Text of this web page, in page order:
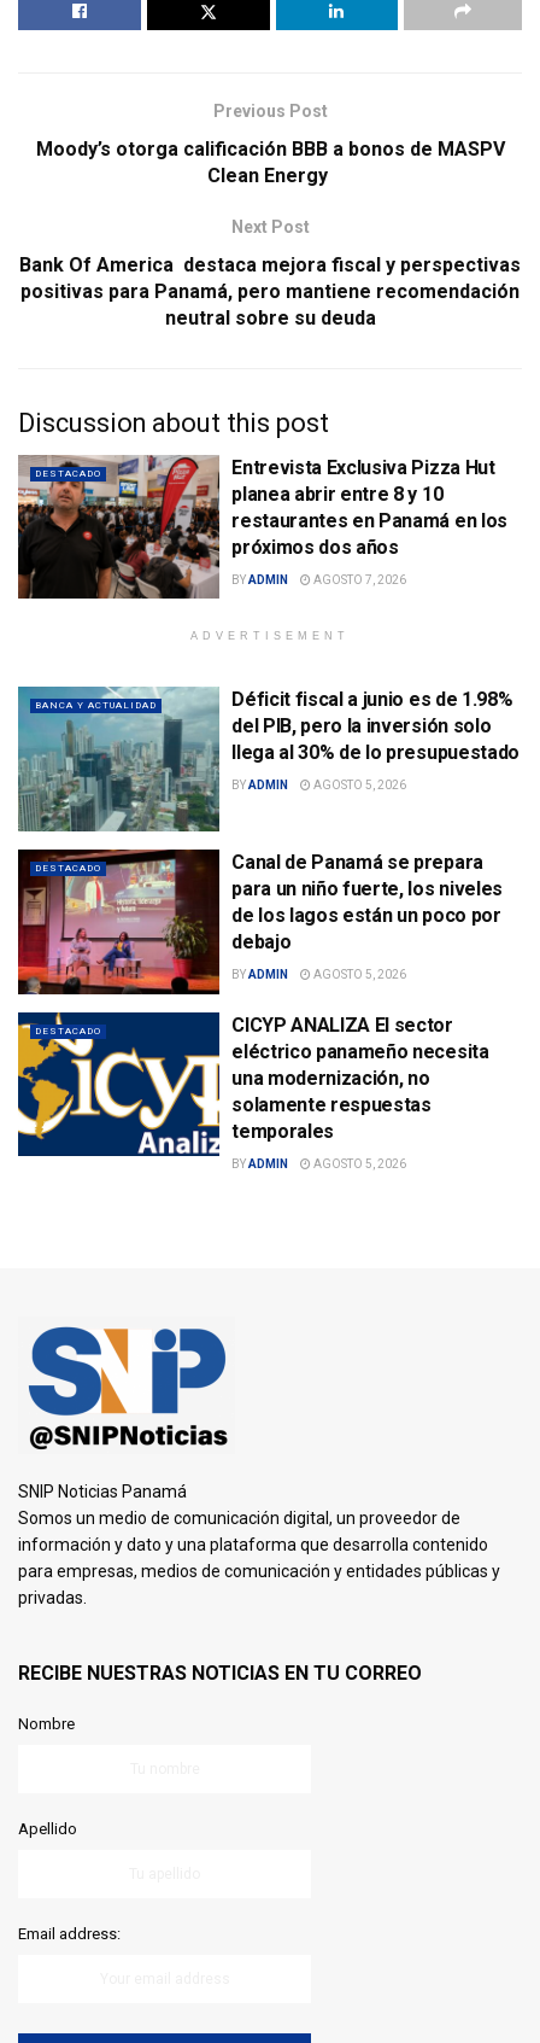
Previous Post
Moody’s otorga calificación BBB a bonos de MASPV
Clean Energy
Next Post
Bank Of America destaca mejora fiscal y perspectivas
positivas para Panamá, pero mantiene recomendación
neutral sobre su deuda
Discussion about this post
DESTACADO
Entrevista Exclusiva Pizza Hut
planea abrir entre 8 y 10
restaurantes en Panamá en los
próximos dos años
BYADMIN AGOSTO 7, 2026
ADVERTISEMENT
BANCA Y ACTUALIDAD
Déficit fiscal a junio es de 1.98%
del PIB, pero la inversión solo
llega al 30% de lo presupuestado
BYADMIN AGOSTO 5, 2026
DESTACADO
Canal de Panamá se prepara
para un niño fuerte, los niveles
de los lagos están un poco por
debajo
BYADMIN AGOSTO 5, 2026
DESTACADO
CICYP ANALIZA El sector
eléctrico panameño necesita
una modernización, no
solamente respuestas
temporales
BYADMIN AGOSTO 5, 2026
SNIP Noticias Panamá
Somos un medio de comunicación digital, un proveedor de
información y dato y una plataforma que desarrolla contenido
para empresas, medios de comunicación y entidades públicas y
privadas.
RECIBE NUESTRAS NOTICIAS EN TU CORREO
Nombre
Apellido
Email address: